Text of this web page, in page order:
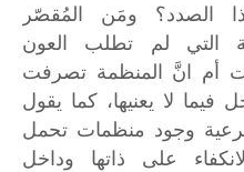
الصدد؟ ومَن
المُقصّر
التي لم تطلب
العون
أم انَّ المنظمة تصرفت
فيما لا يعنيها، كما يقول
وجود منظمات تحمل
الانكفاء على ذاتها
وداخل